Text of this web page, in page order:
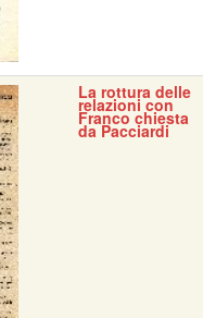
La rottura delle
relazioni con
Franco chiesta
da Pacciardi